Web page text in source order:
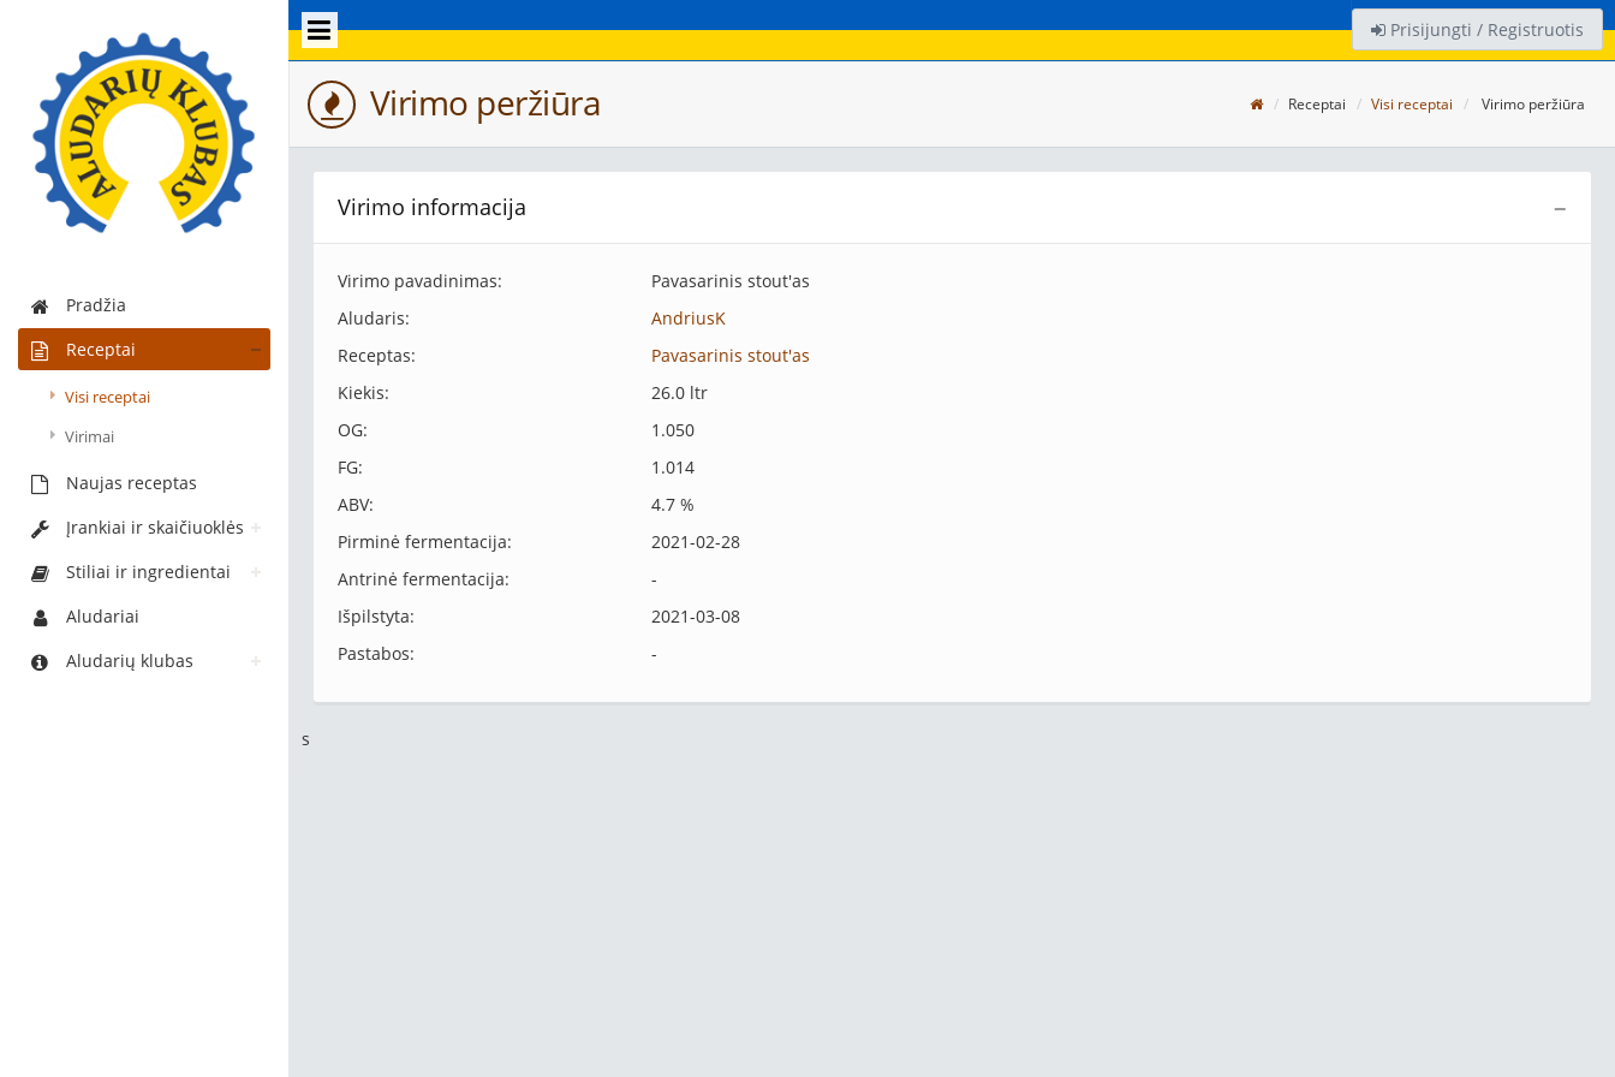
Pradžia
Receptai
Visi receptai
Virimai
Naujas receptas
Įrankiai ir skaičiuoklės
Stiliai ir ingredientai
Aludariai
Aludarių klubas
Prisijungti / Registruotis
Virimo peržiūra Receptai Visi receptai Virimo peržiūra
−
Virimo informacija
Virimo pavadinimas:
Pavasarinis stout'as
Aludaris:
AndriusK
Receptas:
Pavasarinis stout'as
Kiekis:
26.0 ltr
OG:
1.050
FG:
1.014
ABV:
4.7 %
Pirminė fermentacija:
2021-02-28
Antrinė fermentacija:
-
Išpilstyta:
2021-03-08
Pastabos:
-
s